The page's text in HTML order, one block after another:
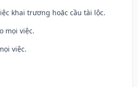
khai trương hoặc cầu tài lộc.
mọi việc.
việc.